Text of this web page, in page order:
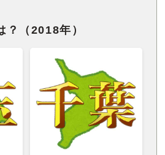
？（2018年）